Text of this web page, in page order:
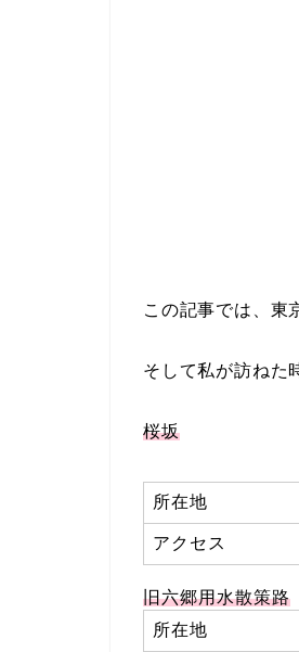
この記事では、東
そして私が訪ねた
桜坂
所在地
アクセス
旧六郷用水散策路
所在地